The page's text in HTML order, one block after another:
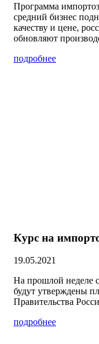
Программа
средний бизнес
качеству и цене,
обновляют
подробнее
Курс на
19.05.2021
На прошлой неделе
будут утверждены
Правительства
подробнее